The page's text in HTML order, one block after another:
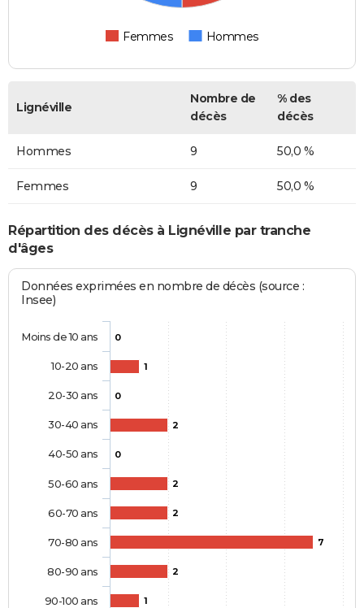
Femmes Hommes
Lignéville
Nombre de
décès
% des
décès
Hommes 9 50,0 %
Femmes 9 50,0 %
Répartition des décès à Lignéville par tranche
d'âges
Données exprimées en nombre de décès (source :
Insee)
0
1
0
2
0
2
2
7
2
1
Moins de 10 ans
10-20 ans
20-30 ans
30-40 ans
40-50 ans
50-60 ans
60-70 ans
70-80 ans
80-90 ans
90-100 ans